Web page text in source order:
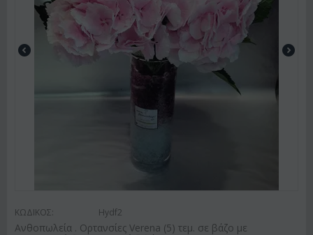
ΚΩΔΙΚΟΣ: Hydf2
Ανθοπωλεία . Ορτανσίες Verena (5) τεμ. σε βάζο με